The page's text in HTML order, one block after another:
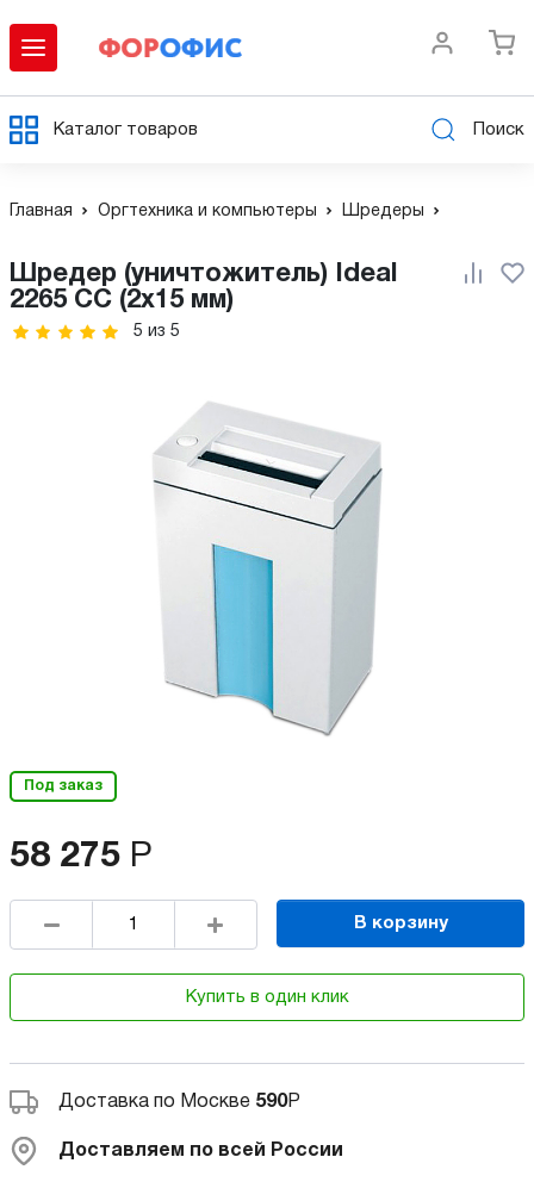
Каталог товаров Поиск
Главная Оргтехника и компьютеры Шредеры
Шредер (уничтожитель) Ideal
2265 CC (2x15 мм)
5 из 5
Под заказ
58 275 Р
В корзину
Купить в один клик
Доставка по Москве 590Р
Доставляем по всей России